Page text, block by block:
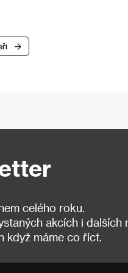
celého roku.
akcích i dalších
když máme co říct.